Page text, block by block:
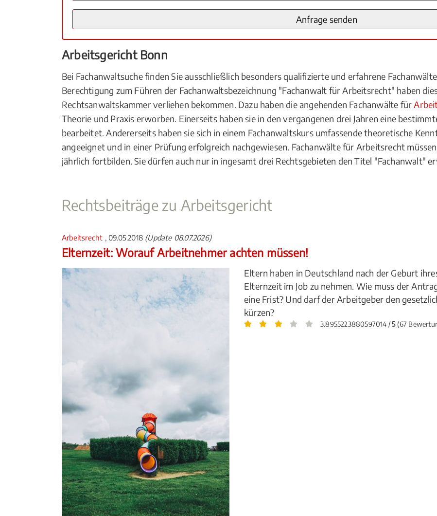
Arbeitsgericht Bonn
Bei Fachanwaltsuche finden Sie ausschließlich besonders qualifizierte und erfahrene
Berechtigung zum Führen der Fachanwaltsbezeichnung "Fachanwalt für Arbeitsrecht" haben
Rechtsanwaltskammer verliehen bekommen. Dazu haben die angehenden Fachanwälte für
Theorie und Praxis erworben. Einerseits haben sie in den vergangenen drei Jahren eine
bearbeitet. Andererseits haben sie sich in einem Fachanwaltskurs umfassende theoretische
angeeignet und in einer Prüfung erfolgreich nachgewiesen. Fachanwälte für Arbeitsrecht
jährlich fortbilden. Sie dürfen auch nur in ingesamt drei Rechtsgebieten den Titel "Fachanwalt"
Rechtsbeiträge zu Arbeitsgericht
Arbeitsrecht , 09.05.2018 (Update 08.07.2026)
Elternzeit: Worauf Arbeitnehmer achten müssen!
Eltern haben in Deutschland nach der Geburt
Elternzeit im Job zu nehmen. Wie muss der
eine Frist? Und darf der Arbeitgeber den
kürzen?
3.8955223880597014 /5(67